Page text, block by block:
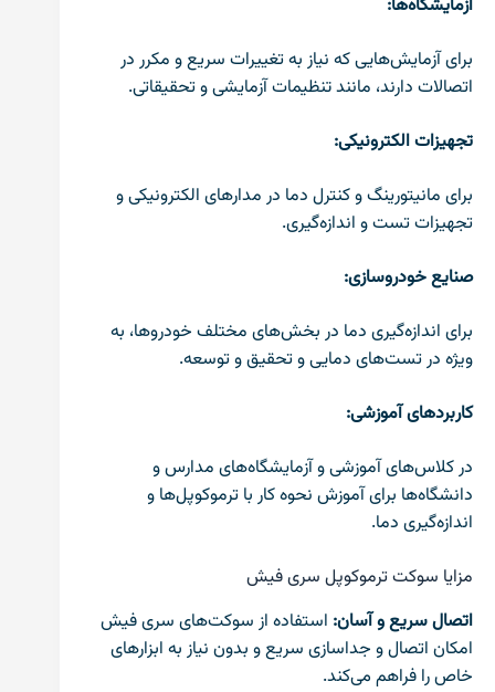
آزمایشگاه‌ها:
برای آزمایش‌هایی که نیاز به تغییرات سریع و مکرر در
اتصالات دارند، مانند تنظیمات آزمایشی و تحقیقاتی.
تجهیزات الکترونیکی:
برای مانیتورینگ و کنترل دما در مدارهای الکترونیکی و
تجهیزات تست و اندازه‌گیری.
صنایع خودروسازی:
برای اندازه‌گیری دما در بخش‌های مختلف خودروها، به
ویژه در تست‌های دمایی و تحقیق و توسعه.
کاربردهای آموزشی:
در کلاس‌های آموزشی و آزمایشگاه‌های مدارس و
دانشگاه‌ها برای آموزش نحوه کار با ترموکوپل‌ها و
اندازه‌گیری دما.
مزایا سوکت ترموکوپل سری فیش
اتصال سریع و آسان: استفاده از سوکت‌های سری فیش
امکان اتصال و جداسازی سریع و بدون نیاز به ابزارهای
خاص را فراهم می‌کند.